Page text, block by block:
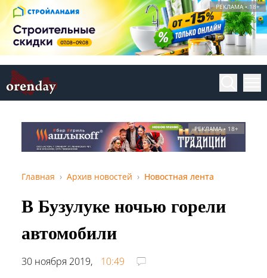
РЕКЛАМА • 18+
РЕКЛАМА • 18+
Главная Архив новостей Новостная лента
В Бузулуке ночью горели
автомобили
30 ноября 2019,
10:49